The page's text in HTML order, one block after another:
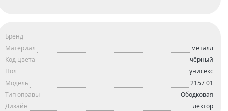
Бренд
Материал
металл
Код цвета
чёрный
Пол
унисекс
Модель
2157 01
Тип оправы
Ободковая
Дизайн
лектор